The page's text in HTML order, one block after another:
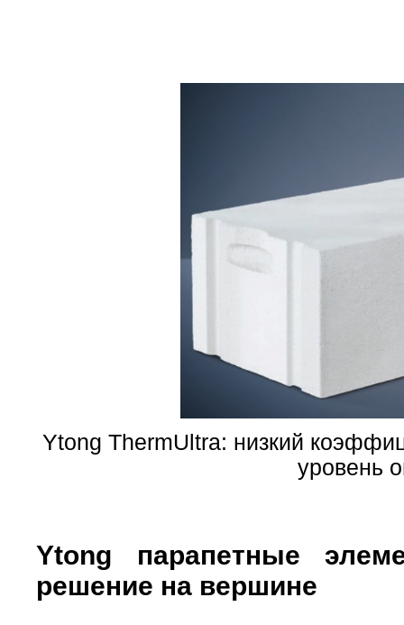
Ytong ThermUltra: низкий
уровень
Ytong парапетные
решение на вершине